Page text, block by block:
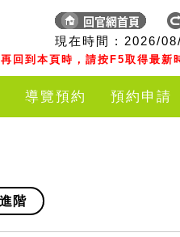
現在時間 : 2026/
回到本頁時，請按F5取得最新
導覽預約 預約申請
進階